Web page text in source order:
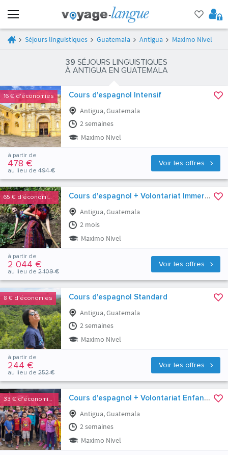
Séjours linguistiques Guatemala Antigua Maximo Nivel
39 SÉJOURS LINGUISTIQUES
À ANTIGUA EN GUATEMALA
16 € d'économies Cours d'espagnol Intensif
Antigua, Guatemala
2 semaines
Maximo Nivel
Voir les offres
à partir de
478 €
au lieu de 494 €
65 € d'économies Cours d'espagnol + Volontariat Immersion Maya
Antigua, Guatemala
2 mois
Maximo Nivel
Voir les offres
à partir de
2 044 €
au lieu de 2 109 €
8 € d'économies Cours d'espagnol Standard
Antigua, Guatemala
2 semaines
Maximo Nivel
Voir les offres
à partir de
244 €
au lieu de 252 €
33 €d'économies Cours d'espagnol + Volontariat Enfance
Antigua, Guatemala
2 semaines
Maximo Nivel